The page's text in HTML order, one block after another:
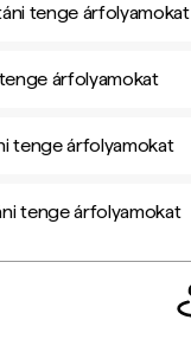
tenge árfolyamokat
árfolyamokat
tenge árfolyamokat
tenge árfolyamokat